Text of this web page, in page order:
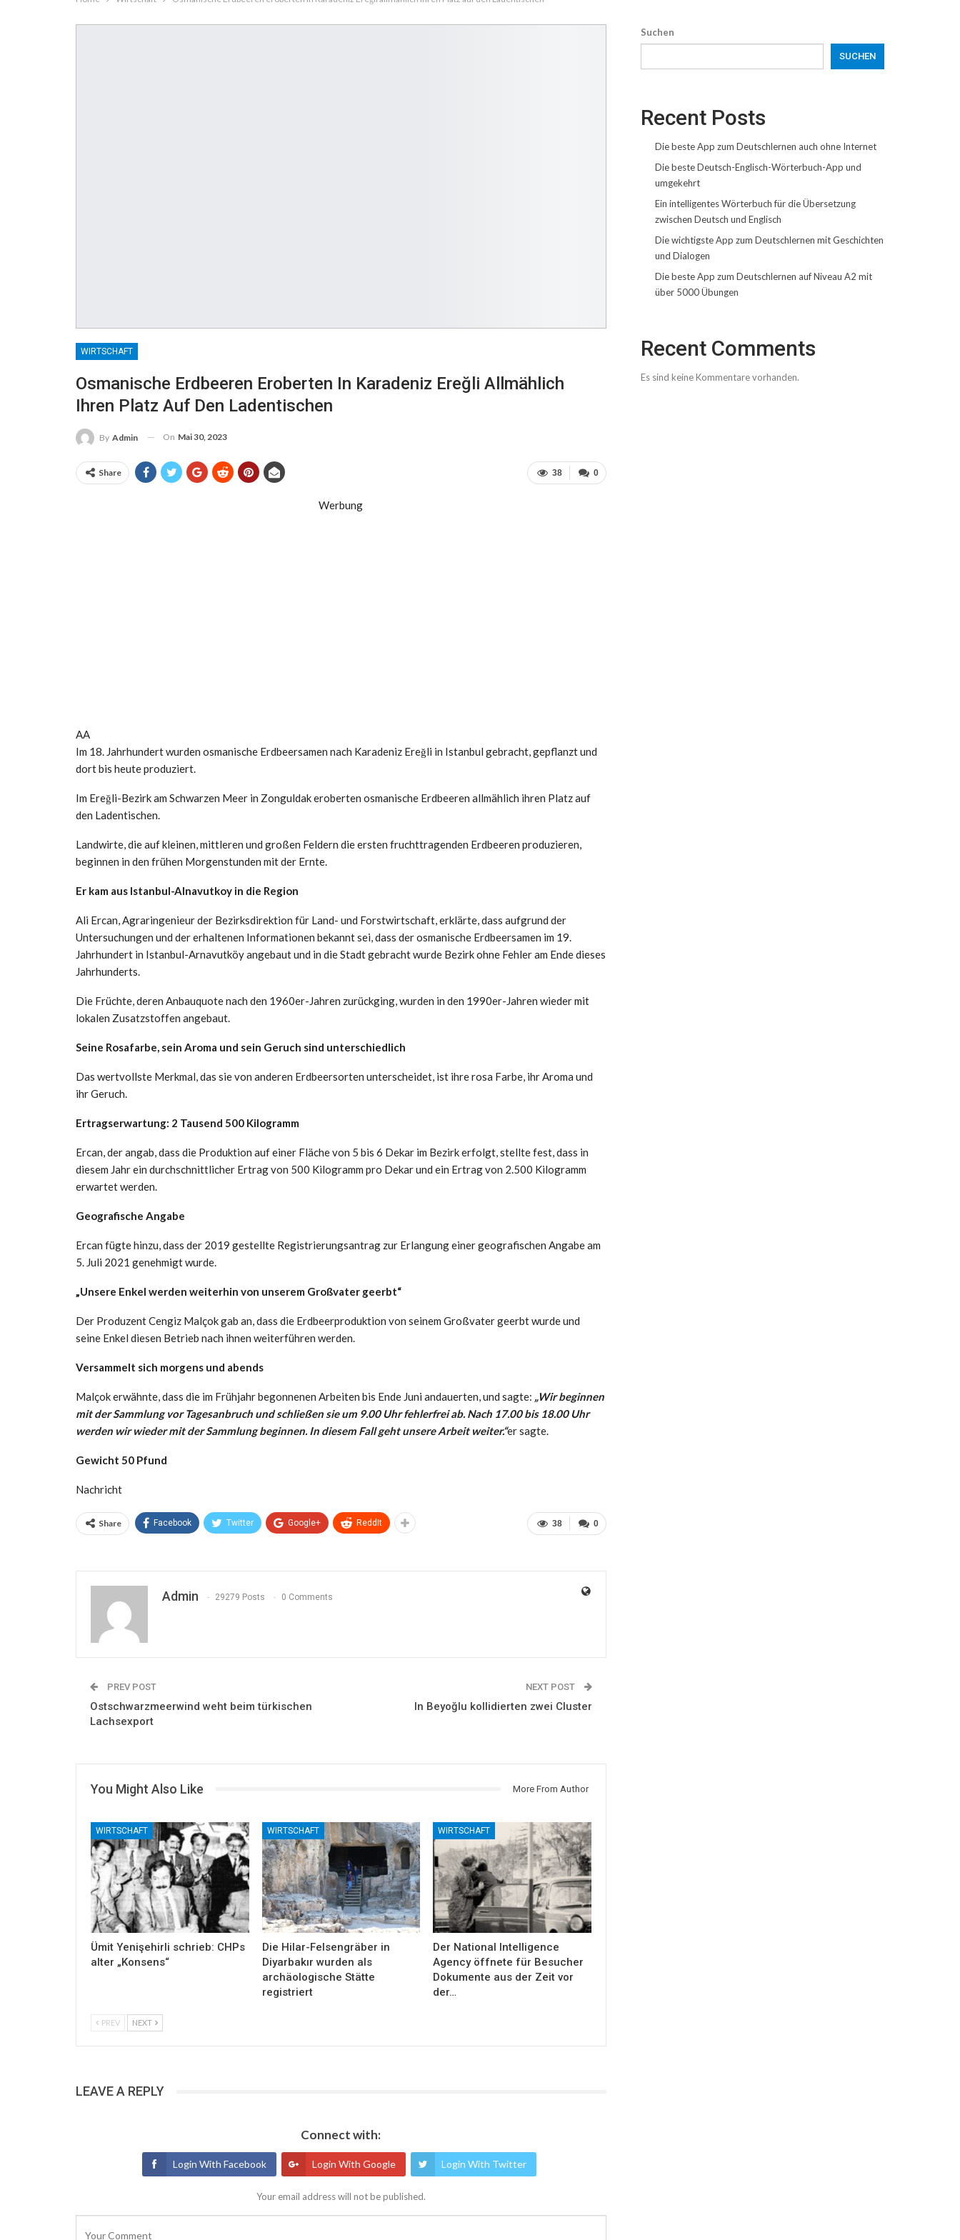
WIRTSCHAFT
Osmanische Erdbeeren Eroberten In Karadeniz Ereğli Allmählich
Ihren Platz Auf Den Ladentischen
By Admin On Mai 30, 2023
0
38
Share
Werbung
AA
Im 18. Jahrhundert wurden osmanische Erdbeersamen nach Karadeniz Ereğli in Istanbul gebracht, gepflanzt und
dort bis heute produziert.
Im Ereğli-Bezirk am Schwarzen Meer in Zonguldak eroberten osmanische Erdbeeren allmählich ihren Platz auf
den Ladentischen.
Landwirte, die auf kleinen, mittleren und großen Feldern die ersten fruchttragenden Erdbeeren produzieren,
beginnen in den frühen Morgenstunden mit der Ernte.
Er kam aus Istanbul-Alnavutkoy in die Region
Ali Ercan, Agraringenieur der Bezirksdirektion für Land- und Forstwirtschaft, erklärte, dass aufgrund der
Untersuchungen und der erhaltenen Informationen bekannt sei, dass der osmanische Erdbeersamen im 19.
Jahrhundert in Istanbul-Arnavutköy angebaut und in die Stadt gebracht wurde Bezirk ohne Fehler am Ende dieses
Jahrhunderts.
Die Früchte, deren Anbauquote nach den 1960er-Jahren zurückging, wurden in den 1990er-Jahren wieder mit
lokalen Zusatzstoffen angebaut.
Seine Rosafarbe, sein Aroma und sein Geruch sind unterschiedlich
Das wertvollste Merkmal, das sie von anderen Erdbeersorten unterscheidet, ist ihre rosa Farbe, ihr Aroma und
ihr Geruch.
Ertragserwartung: 2 Tausend 500 Kilogramm
Ercan, der angab, dass die Produktion auf einer Fläche von 5 bis 6 Dekar im Bezirk erfolgt, stellte fest, dass in
diesem Jahr ein durchschnittlicher Ertrag von 500 Kilogramm pro Dekar und ein Ertrag von 2.500 Kilogramm
erwartet werden.
Geografische Angabe
Ercan fügte hinzu, dass der 2019 gestellte Registrierungsantrag zur Erlangung einer geografischen Angabe am
5. Juli 2021 genehmigt wurde.
„Unsere Enkel werden weiterhin von unserem Großvater geerbt“
Der Produzent Cengiz Malçok gab an, dass die Erdbeerproduktion von seinem Großvater geerbt wurde und
seine Enkel diesen Betrieb nach ihnen weiterführen werden.
Versammelt sich morgens und abends
Malçok erwähnte, dass die im Frühjahr begonnenen Arbeiten bis Ende Juni andauerten, und sagte: „Wir beginnen
mit der Sammlung vor Tagesanbruch und schließen sie um 9.00 Uhr fehlerfrei ab. Nach 17.00 bis 18.00 Uhr
werden wir wieder mit der Sammlung beginnen. In diesem Fall geht unsere Arbeit weiter.“er sagte.
Gewicht 50 Pfund
Nachricht
0
38
Share Facebook Twitter Google+ ReddIt
Admin 29279 Posts 0 Comments
PREV POST
Ostschwarzmeerwind weht beim türkischen
Lachsexport
NEXT POST
In Beyoğlu kollidierten zwei Cluster
You Might Also Like More From Author
WIRTSCHAFT
Ümit Yenişehirli schrieb: CHPs
alter „Konsens“
WIRTSCHAFT
Die Hilar-Felsengräber in
Diyarbakır wurden als
archäologische Stätte
registriert
WIRTSCHAFT
Der National Intelligence
Agency öffnete für Besucher
Dokumente aus der Zeit vor
der…
PREV NEXT
LEAVE A REPLY
Connect with:
Login With Facebook Login With Google Login With Twitter
Your email address will not be published.
Suchen
SUCHEN
Recent Posts
Die beste App zum Deutschlernen auch ohne Internet
Die beste Deutsch-Englisch-Wörterbuch-App und
umgekehrt
Ein intelligentes Wörterbuch für die Übersetzung
zwischen Deutsch und Englisch
Die wichtigste App zum Deutschlernen mit Geschichten
und Dialogen
Die beste App zum Deutschlernen auf Niveau A2 mit
über 5000 Übungen
Recent Comments
Es sind keine Kommentare vorhanden.